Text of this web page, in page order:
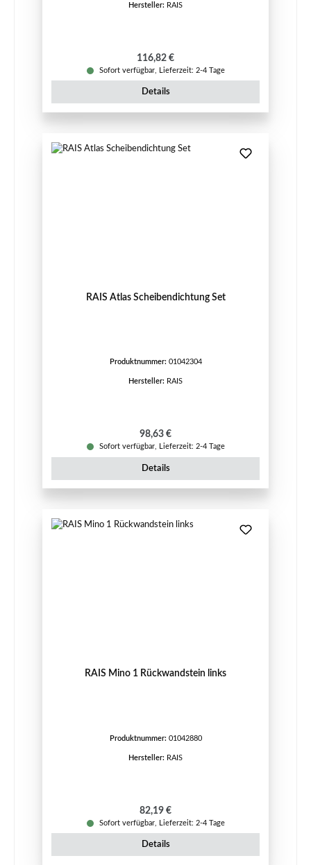
Hersteller: RAIS
Regulärer Preis:
116,82 €
Sofort verfügbar, Lieferzeit: 2-4 Tage
Details
RAIS Atlas Scheibendichtung Set
Produktnummer: 01042304
Hersteller: RAIS
Regulärer Preis:
98,63 €
Sofort verfügbar, Lieferzeit: 2-4 Tage
Details
RAIS Mino 1 Rückwandstein links
Produktnummer: 01042880
Hersteller: RAIS
Regulärer Preis:
82,19 €
Sofort verfügbar, Lieferzeit: 2-4 Tage
Details